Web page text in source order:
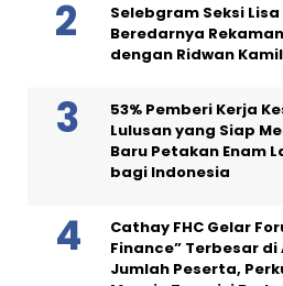
Selebgram Seksi
Beredarnya
dengan Ridwan Kamil
53% Pemberi Kerja
Lulusan yang Siap
Baru Petakan Enam
bagi Indonesia
Cathay FHC Gelar
Finance” Terbesar di
Jumlah Peserta,